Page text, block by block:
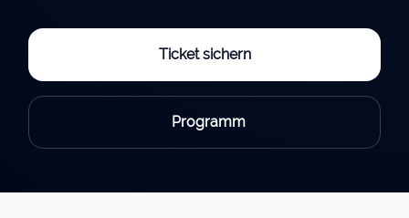
Ticket sichern
Programm